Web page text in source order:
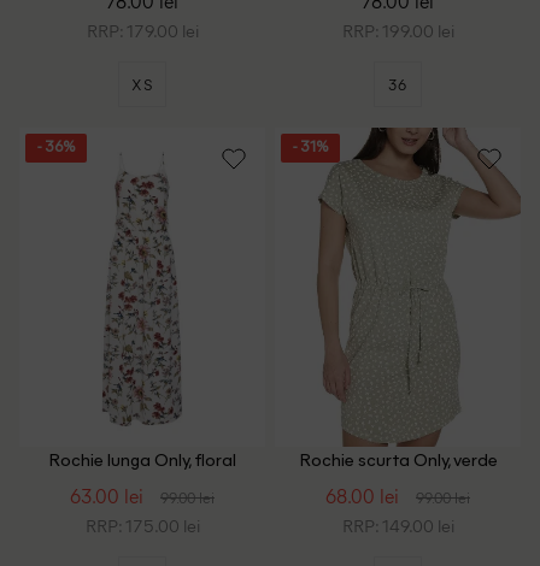
RRP: 179.00 lei
XS
RRP: 199.00 lei
36
- 36%
Rochie lunga Only, floral
63.00 lei 99.00 lei
RRP: 175.00 lei
- 31%
Rochie scurta Only, verde
68.00 lei 99.00 lei
RRP: 149.00 lei